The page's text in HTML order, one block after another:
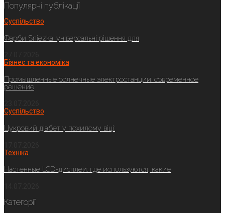
Популярні публікації
Суспільство
Фарби Sniezka: універсальні рішення для
Бізнес та економіка
Промышленные солнечные электростанции: современное
решение
Суспільство
Цукровий діабет у похилому віці:
Техніка
Настенные LCD-дисплеи: где используются, какие
Категорії